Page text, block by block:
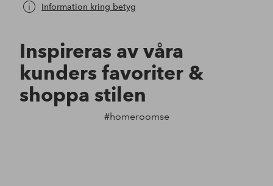
Information kring betyg
Inspireras av våra
kunders favoriter &
shoppa stilen
#homeroomse